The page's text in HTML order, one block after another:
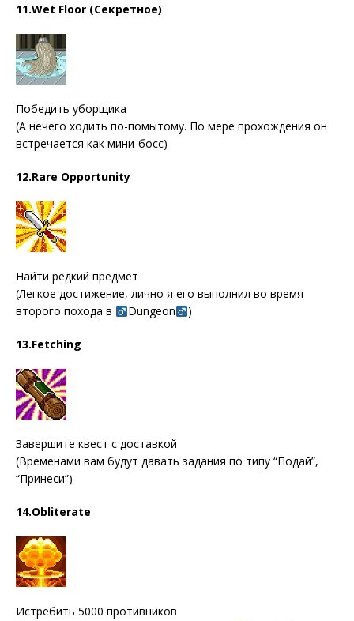
11.Wet Floor (Секретное)
Победить уборщика
(А нечего ходить по-помытому. По мере прохождения он
встречается как мини-босс)
12.Rare Opportunity
Найти редкий предмет
(Легкое достижение, лично я его выполнил во время
второго похода в
Dungeon )
13.Fetching
Завершите квест с доставкой
(Временами вам будут давать задания по типу “Подай”,
“Принеси”)
14.Obliterate
Истребить 5000 противников